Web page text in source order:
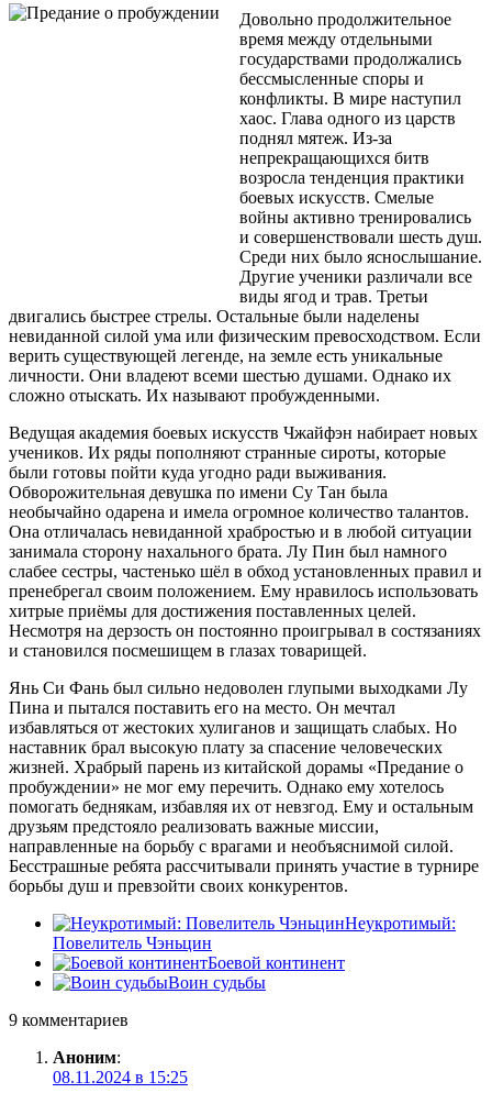
Довольно продолжительное
время между отдельными
государствами продолжались
бессмысленные споры и
конфликты. В мире наступил
хаос. Глава одного из царств
поднял мятеж. Из-за
непрекращающихся битв
возросла тенденция практики
боевых искусств. Смелые
войны активно тренировались
и совершенствовали шесть душ.
Среди них было яснослышание.
Другие ученики различали все
виды ягод и трав. Третьи
двигались быстрее стрелы. Остальные были наделены
невиданной силой ума или физическим превосходством. Если
верить существующей легенде, на земле есть уникальные
личности. Они владеют всеми шестью душами. Однако их
сложно отыскать. Их называют пробужденными.
Ведущая академия боевых искусств Чжайфэн набирает новых
учеников. Их ряды пополняют странные сироты, которые
были готовы пойти куда угодно ради выживания.
Обворожительная девушка по имени Су Тан была
необычайно одарена и имела огромное количество талантов.
Она отличалась невиданной храбростью и в любой ситуации
занимала сторону нахального брата. Лу Пин был намного
слабее сестры, частенько шёл в обход установленных правил и
пренебрегал своим положением. Ему нравилось использовать
хитрые приёмы для достижения поставленных целей.
Несмотря на дерзость он постоянно проигрывал в состязаниях
и становился посмешищем в глазах товарищей.
Янь Си Фань был сильно недоволен глупыми выходками Лу
Пина и пытался поставить его на место. Он мечтал
избавляться от жестоких хулиганов и защищать слабых. Но
наставник брал высокую плату за спасение человеческих
жизней. Храбрый парень из китайской дорамы «Предание о
пробуждении» не мог ему перечить. Однако ему хотелось
помогать беднякам, избавляя их от невзгод. Ему и остальным
друзьям предстояло реализовать важные миссии,
направленные на борьбу с врагами и необъяснимой силой.
Бесстрашные ребята рассчитывали принять участие в турнире
борьбы душ и превзойти своих конкурентов.
Неукротимый:
Повелитель Чэньцин
Боевой континент
Воин судьбы
9 комментариев
Аноним:
08.11.2024 в 15:25